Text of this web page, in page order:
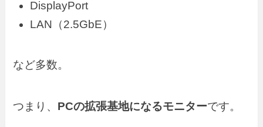
DisplayPort
LAN（2.5GbE）
など多数。
つまり、 PCの拡張基地になるモニターです。